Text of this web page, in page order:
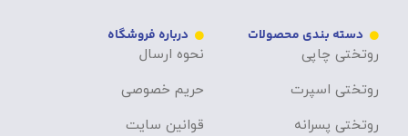
دسته بندی محصولات
روتختی چاپی
روتختی اسپرت
روتختی پسرانه
درباره فروشگاه
نحوه ارسال
حریم خصوصی
قوانین سایت